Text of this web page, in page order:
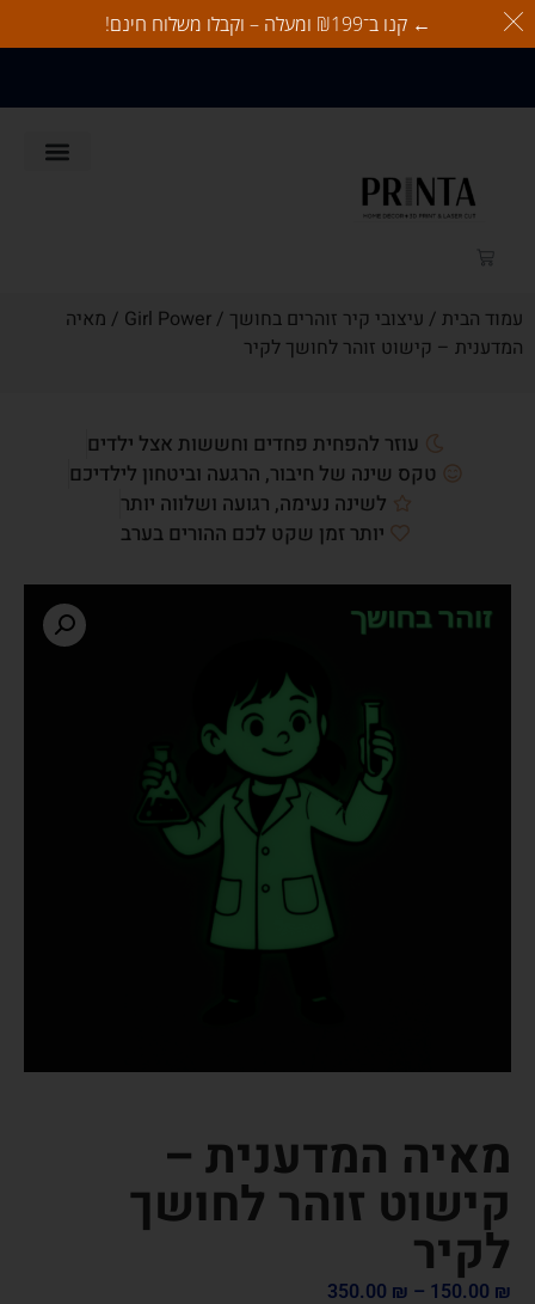
← קנו ב־₪199 ומעלה – וקבלו משלוח חינם!
עמוד הבית / עיצובי קיר זוהרים בחושך /
Girl Power / מאיה
המדענית – קישוט זוהר לחושך לקיר
עוזר להפחית פחדים וחששות אצל ילדים
טקס שינה של חיבור, הרגעה וביטחון לילדיכם
לשינה נעימה, רגועה ושלווה יותר
יותר זמן שקט לכם ההורים בערב
מאיה המדענית –
קישוט זוהר לחושך
לקיר
150.00 ₪
–
350.00 ₪